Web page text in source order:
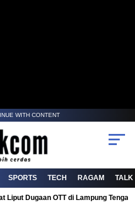
WITH CONTENT
SPORTS TECH RAGAM TALK
Liput Dugaan OTT di Lampung